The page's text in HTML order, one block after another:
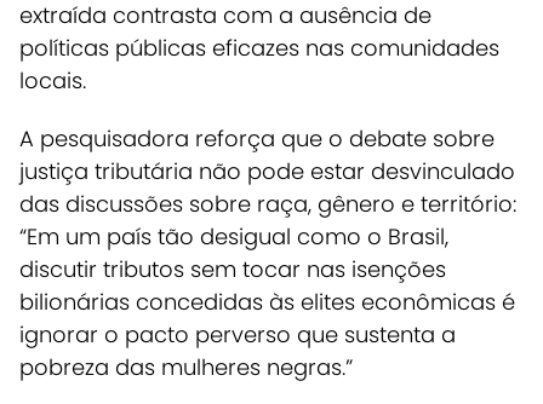
extraída contrasta com a ausência de
políticas públicas eficazes nas comunidades
locais.
A pesquisadora reforça que o debate sobre
justiça tributária não pode estar desvinculado
das discussões sobre raça, gênero e território:
“Em um país tão desigual como o Brasil,
discutir tributos sem tocar nas isenções
bilionárias concedidas às elites econômicas é
ignorar o pacto perverso que sustenta a
pobreza das mulheres negras.”